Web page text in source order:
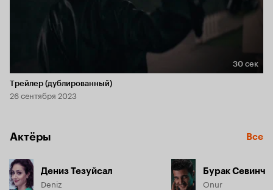
Длительность 30 сек
30 сек
Трейлер (дублированный)
26 сентября 2023
Актёры Все
Дениз Тезуйсал
Deniz
Бурак Севинч
Onur